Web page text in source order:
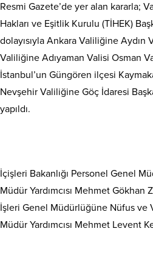
Resmi Gazete’de yer alan kararla;
Hakları ve Eşitlik Kurulu (TİHEK)
dolayısıyla Ankara Valiliğine Aydın
Valiliğine Adıyaman Valisi Osman
İstanbul’un Güngören ilçesi
Nevşehir Valiliğine Göç İdaresi
yapıldı.
İçişleri Bakanlığı Personel Genel
Müdür Yardımcısı Mehmet
İşleri Genel Müdürlüğüne Nüfus ve
Müdür Yardımcısı Mehmet Levent